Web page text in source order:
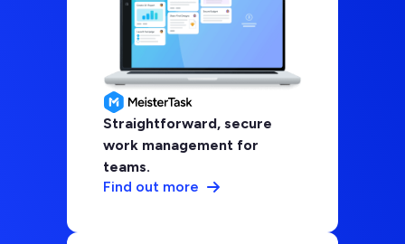
Straightforward, secure
work management for
teams.
Find out more